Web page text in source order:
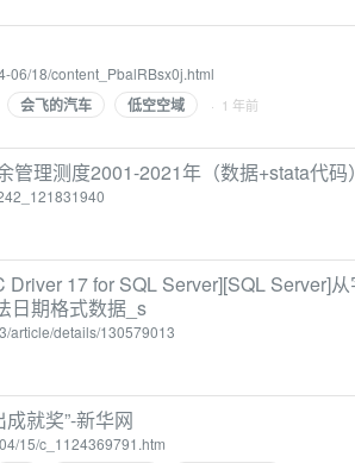
06/18/content_PbalRBsx0j.html
会飞的汽车 低空空域 · 1 年前
管理测度2001-2021年（数据+stata代
17 for SQL Server][SQL Server]从
日期格式数据_s
article/details/130579013
就奖”-新华网
15/c_1124369791.htm